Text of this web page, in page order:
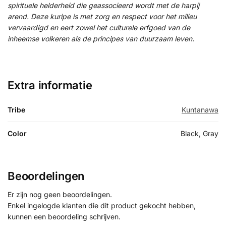
spirituele helderheid die geassocieerd wordt met de harpij
arend. Deze kuripe is met zorg en respect voor het milieu
vervaardigd en eert zowel het culturele erfgoed van de
inheemse volkeren als de principes van duurzaam leven.
Extra informatie
Tribe Kuntanawa
Color Black, Gray
Beoordelingen
Er zijn nog geen beoordelingen.
Enkel ingelogde klanten die dit product gekocht hebben,
kunnen een beoordeling schrijven.